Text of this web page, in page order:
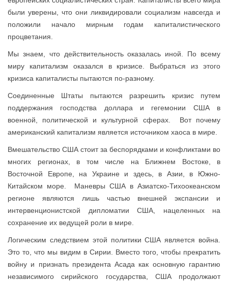
были уверены, что они ликвидировали социализм навсегда и
положили начало мирным годам капиталистического
процветания.
Мы знаем, что действительность оказалась иной. По всему
миру капитализм оказался в кризисе. Выбраться из этого
кризиса капиталисты пытаются по-разному.
Соединенные Штаты пытаются разрешить кризис путем
поддержания господства доллара и гегемонии США в
военной, политической и культурной сферах. Вот почему
американский капитализм является источником хаоса в мире.
Вмешательство США стоит за беспорядками и конфликтами во
многих регионах, в том числе на Ближнем Востоке, в
Восточной Европе, на Украине и здесь, в Азии, в Южно-
Китайском море. Маневры США в Азиатско-Тихоокеанском
регионе являются лишь частью внешней экспансии и
интервенционистской дипломатии США, нацеленных на
сохранение их ведущей роли в мире.
Логическим следствием этой политики США является война.
Это то, что мы видим в Сирии. Вместо того, чтобы прекратить
войну и признать президента Асада как основную гарантию
независимого сирийского государства, США продолжают